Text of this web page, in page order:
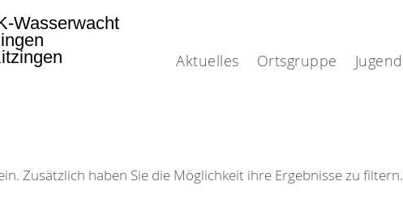
Aktuelles Ortsgruppe Jugend
Wasserwacht
Zusätzlich haben Sie die Möglichkeit ihre Ergebnisse zu filtern.